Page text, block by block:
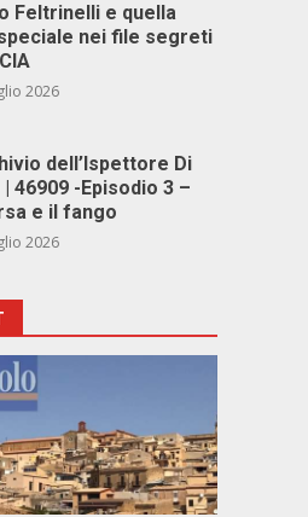
Feltrinelli e quella
nei file segreti
2026
dell’Ispettore Di
| 46909 -Episodio 3 –
e il fango
2026